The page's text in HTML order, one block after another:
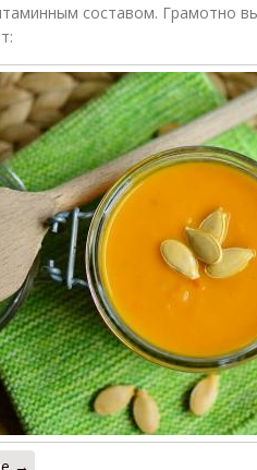
составом. Грамотно